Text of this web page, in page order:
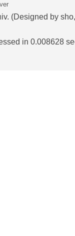
(Designed by
in 0.008628